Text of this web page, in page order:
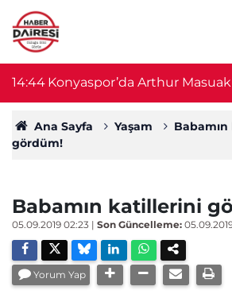
Konyaspor’da Arthur Masuaku
İmza için geliyor
Ana Sayfa Yaşam
gördüm!
Babamın katillerini
05.09.2019 02:23 | Son Güncelleme:
Yorum Yap